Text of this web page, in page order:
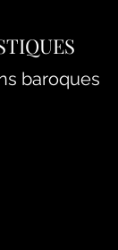
baroques